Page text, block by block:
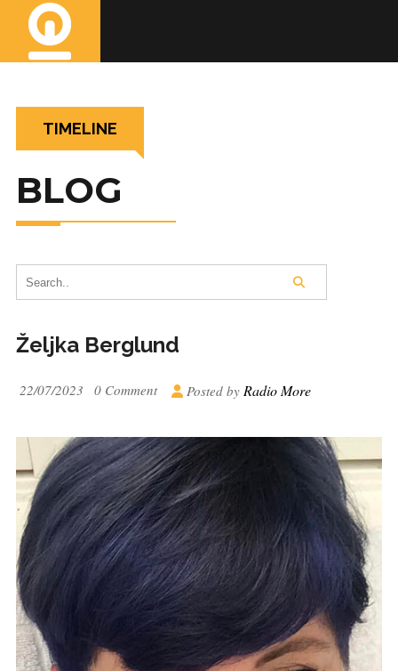
TIMELINE
BLOG
Željka Berglund
22/07/2023 0 Comment Posted by Radio More